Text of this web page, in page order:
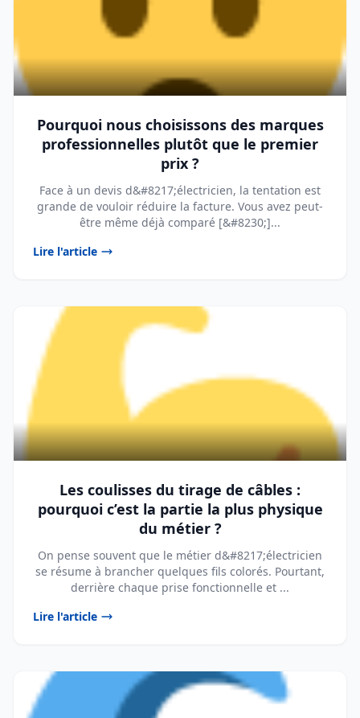
Pourquoi nous choisissons des marques
professionnelles plutôt que le premier
prix ?
Face à un devis d&#8217;électricien, la tentation est
grande de vouloir réduire la facture. Vous avez peut-
être même déjà comparé [&#8230;]...
Lire l'article
Les coulisses du tirage de câbles :
pourquoi c’est la partie la plus physique
du métier ?
On pense souvent que le métier d&#8217;électricien
se résume à brancher quelques fils colorés. Pourtant,
derrière chaque prise fonctionnelle et ...
Lire l'article